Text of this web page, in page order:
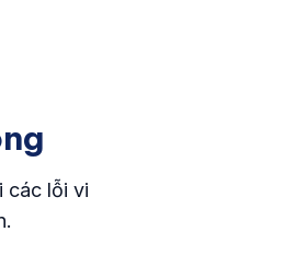
các lỗi vi